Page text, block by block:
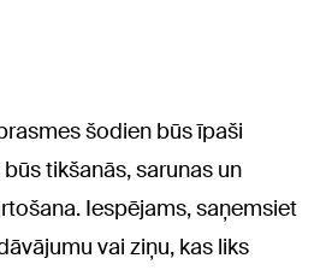
šodien būs īpaši
tikšanās, sarunas un
Iespējams, saņemsiet
vai ziņu, kas liks